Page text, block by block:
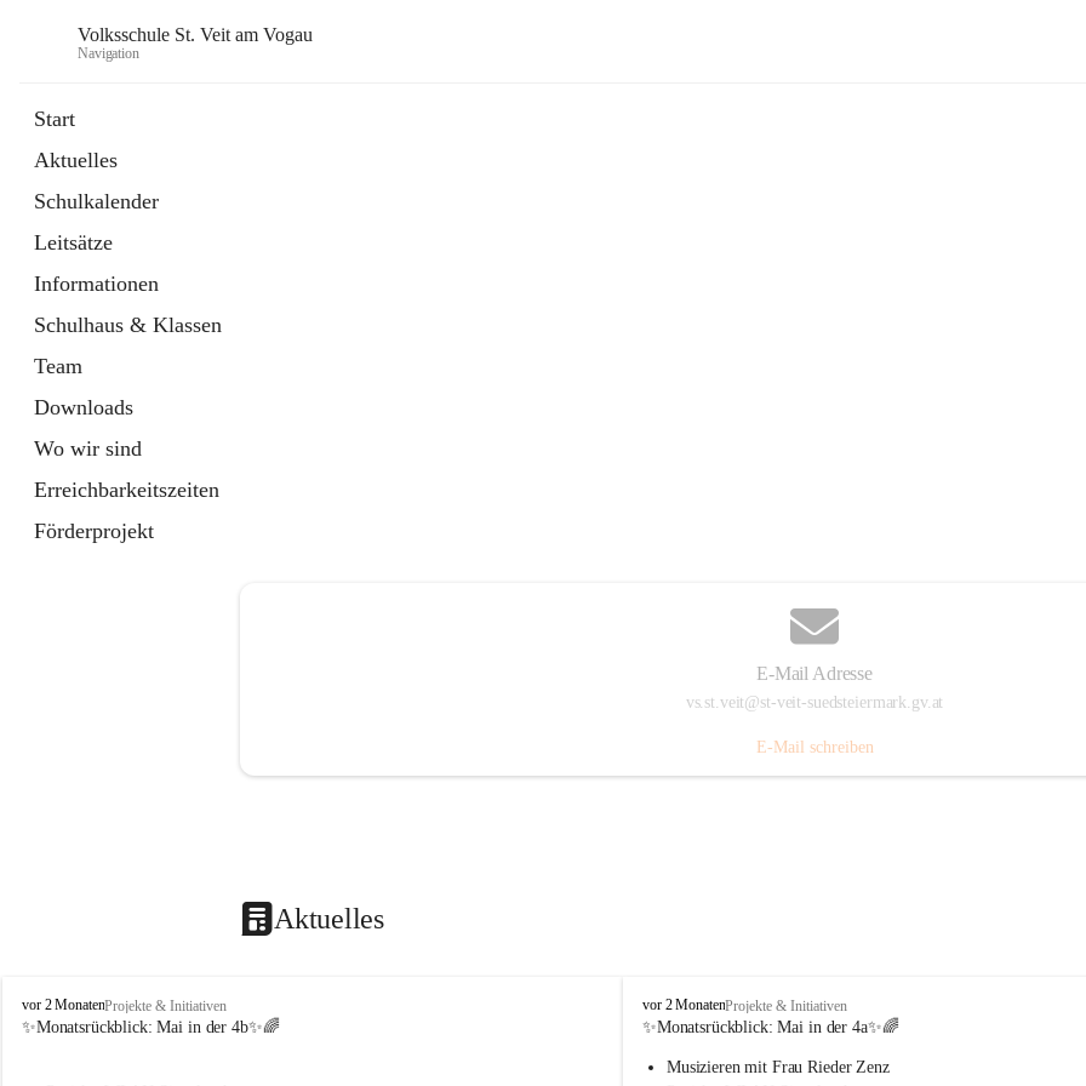
Volksschule St. Veit am Vogau
Navigation
Start
Aktuelles
Schulkalender
Leitsätze
Informationen
Schulhaus & Klassen
Team
Downloads
Wo wir sind
Erreichbarkeitszeiten
Förderprojekt
E-Mail Adresse
vs.st.veit@st-veit-suedsteiermark.gv.at
E-Mail schreiben
Aktuelles
V
o
vor 2 MonatenProjekte & Initiativen
✨Monatsrückblick: Mai in der 4b✨🌈
V
o
k
vor 2 MonatenProjekte & Initiativen
✨Monatsrückblick: Mai in der 4a✨🌈
Musizieren mit Frau Rieder Zenz